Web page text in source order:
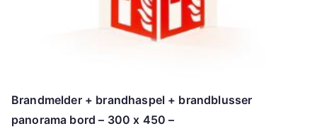
Brandmelder + brandhaspel + brandblusser
panorama bord – 300 x 450 –